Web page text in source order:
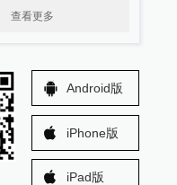
查看更多
Android版
iPhone版
iPad版